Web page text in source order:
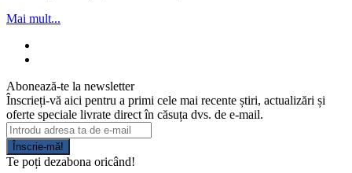
Mai mult...
Abonează-te la newsletter
Înscrieți-vă aici pentru a primi cele mai recente știri, actualizări și
oferte speciale livrate direct în căsuța dvs. de e-mail.
Înscrie-mă!
Te poți dezabona oricând!